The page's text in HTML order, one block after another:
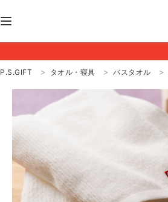
P.S.GIFT タオル・寝具 バスタオル